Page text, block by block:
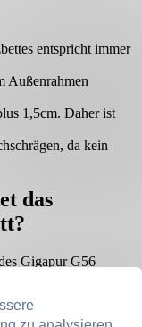
entspricht immer
Außenrahmen
1,5cm. Daher ist
da kein
das
Gigapur G56
sich das